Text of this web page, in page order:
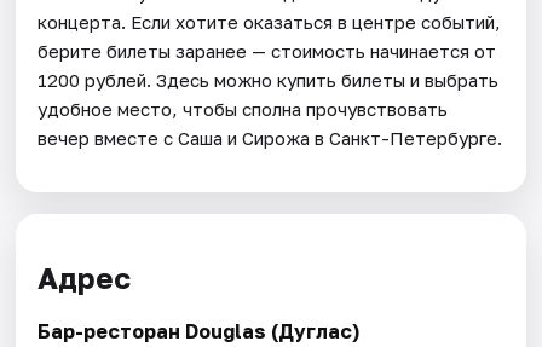
концерта. Если хотите оказаться в центре событий,
берите билеты заранее — стоимость начинается от
1200 рублей. Здесь можно купить билеты и выбрать
удобное место, чтобы сполна прочувствовать
вечер вместе с Саша и Сирожа в Санкт-Петербурге.
Адрес
Бар-ресторан Douglas (Дуглас)